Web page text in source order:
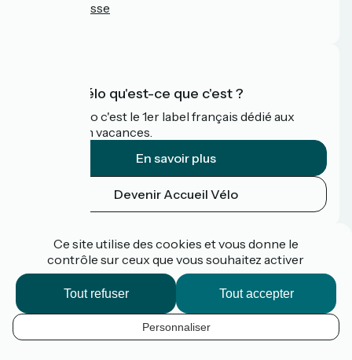
FR
Espace Presse
Accueil Vélo qu'est-ce que c'est ?
Accueil Vélo c'est le 1er label français dédié aux
cyclistes en vacances.
En savoir plus
Devenir Accueil Vélo
Espace pro / presse
FAQ
Plan du site
Ce site utilise des cookies et vous donne le
contrôle sur ceux que vous souhaitez activer
Tout accepter
Tout refuser
Personnaliser